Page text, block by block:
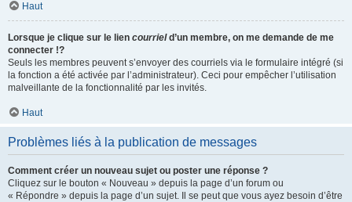
Haut
Lorsque je clique sur le lien courrield’un membre, on me demande de me
connecter !?
Seuls les membres peuvent s’envoyer des courriels via le formulaire intégré (si
la fonction a été activée par l’administrateur). Ceci pour empêcher l’utilisation
malveillante de la fonctionnalité par les invités.
Haut
Problèmes liés à la publication de messages
Comment créer un nouveau sujet ou poster une réponse ?
Cliquez sur le bouton « Nouveau » depuis la page d’un forum ou
« Répondre » depuis la page d’un sujet. Il se peut que vous ayez besoin d’être